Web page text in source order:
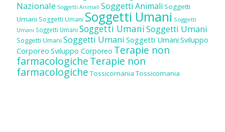
Nazionale Soggetti Animali Soggetti Animali Soggetti
Umani Soggetti Umani Soggetti Umani Soggetti
Umani Soggetti Umani Soggetti UmaniSoggetti Umani
Soggetti Umani Soggetti Umani Soggetti Umani Sviluppo
Corporeo Sviluppo Corporeo Terapie non
farmacologicheTerapie non
farmacologiche Tossicomania Tossicomania